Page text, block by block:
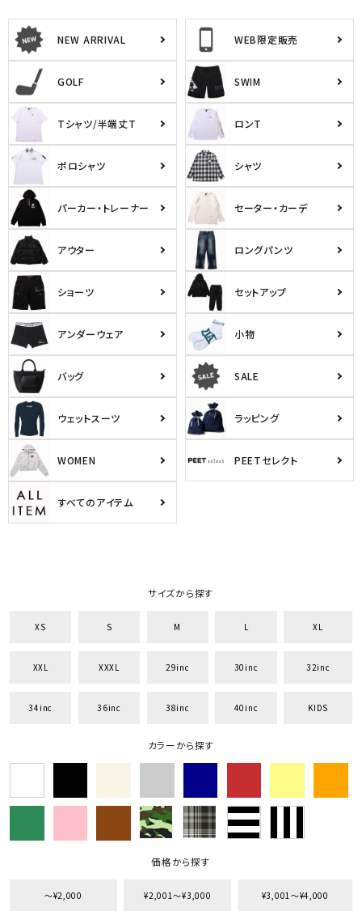
並び順
NEW ARRIVAL WEB限定販売
GOLF SWIM
Tシャツ/半端丈T ロンT
ポロシャツ シャツ
パーカー・トレーナー セーター・カーデ
アウター ロングパンツ
ショーツ セットアップ
アンダーウェア 小物
バッグ SALE
ウェットスーツ ラッピング
WOMEN PEETセレクト
すべてのアイテム
サイズから探す
XS S M L XL
XXL XXXL 29inc 30inc 32inc
34inc 36inc 38inc 40inc KIDS
カラーから探す
価格から探す
〜¥2,000 ¥2,001〜¥3,000 ¥3,001〜¥4,000